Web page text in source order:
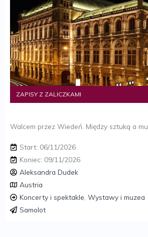
ZAPISY Z ZALICZKAMI
Walcem przez Wiedeń. Między sztuką a
Start: 06/11/2026
Koniec: 09/11/2026
Aleksandra Dudek
Austria
Koncerty i spektakle, Wystawy i muzea
Samolot